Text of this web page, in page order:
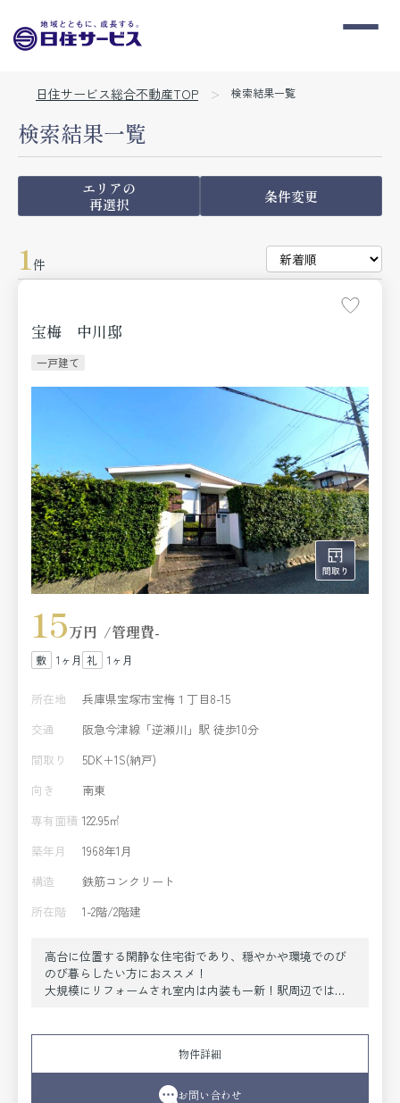
日住サービス総合不動産TOP 検索結果一覧
検索結果一覧
エリアの
再選択
条件変更
1件
宝梅 中川邸
一戸建て
15万円 管理費-
1ヶ月 1ヶ月
所在地
兵庫県宝塚市宝梅１丁目8-15
交通
阪急今津線「逆瀬川」駅 徒歩10分
間取り
5DK＋1S(納戸)
向き
南東
専有面積 122.95㎡
築年月
1968年1月
構造
鉄筋コンクリート
所在階
1-2階/2階建
高台に位置する閑静な住宅街であり、穏やかや環境でのび
のび暮らしたい方におススメ！
大規模にリフォームされ室内は内装も一新！駅周辺では買
るため、複数台お持ちの方にも安心。広々としたスペース
があり、余裕をもって停めることができます。ファミリー
向けとしては、宝塚市立宝塚第一小学校が徒歩5分のところ
にあります。ペット好きのお客様には嬉しい、ペット相談
物件詳細
お問い合わせ